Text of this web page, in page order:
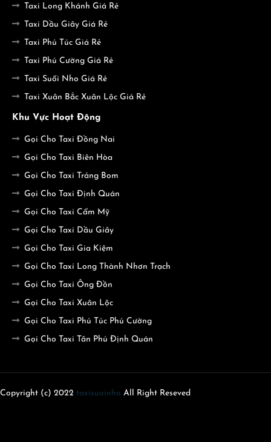
Taxi Long Khánh Giá Rẻ
Taxi Dầu Giây Giá Rẻ
Taxi Phú Túc Giá Rẻ
Taxi Phú Cường Giá Rẻ
Taxi Suối Nho Giá Rẻ
Taxi Xuân Bắc Xuân Lộc Giá Rẻ
Khu Vực Hoạt Động
Gọi Cho Taxi Đồng Nai
Gọi Cho Taxi Biên Hòa
Gọi Cho Taxi Trảng Bom
Gọi Cho Taxi Định Quán
Gọi Cho Taxi Cẩm Mỹ
Gọi Cho Taxi Dầu Giây
Gọi Cho Taxi Gia Kiệm
Gọi Cho Taxi Long Thành Nhơn Trạch
Gọi Cho Taxi Ông Đồn
Gọi Cho Taxi Xuân Lộc
Gọi Cho Taxi Phú Túc Phú Cường
Gọi Cho Taxi Tân Phú Định Quán
Copyright (c) 2022 taxisuoinho All Right Reseved